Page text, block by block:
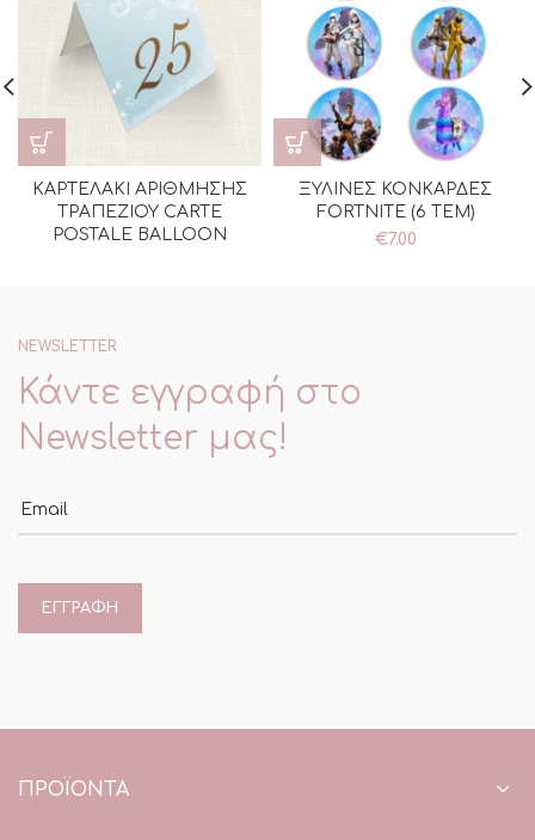
ΚΑΡΤΕΛΑΚΙ ΑΡΙΘΜΗΣΗΣ
ΤΡΑΠΕΖΙΟΥ CARTE
POSTALE BALLOON
ΞΥΛΙΝΕΣ ΚΟΝΚΑΡΔΕΣ
FORTNITE (6 ΤΕΜ)
€7.00
NEWSLETTER
Κάντε εγγραφή στο
Newsletter μας!
ΠΡΟΪΌΝΤΑ